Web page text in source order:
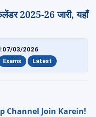
कैलेंडर 2025-26 जारी, यहाँ
07/03/2026
Exams Latest
Channel Join Karein!